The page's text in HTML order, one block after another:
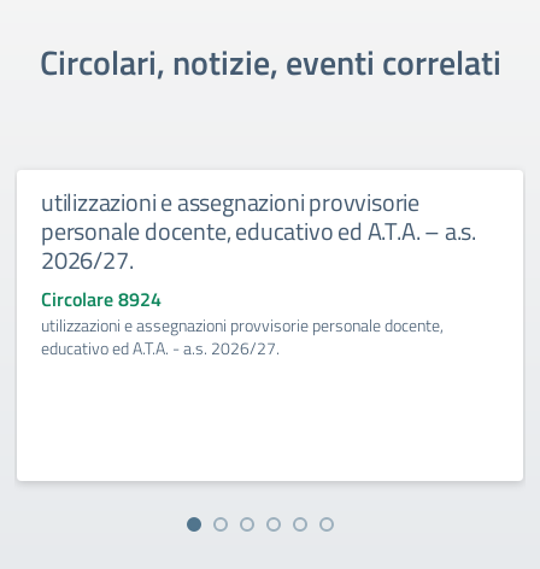
Circolari, notizie, eventi correlati
utilizzazioni e assegnazioni provvisorie
personale docente, educativo ed A.T.A. – a.s.
2026/27.
Circolare 8924
utilizzazioni e assegnazioni provvisorie personale docente,
educativo ed A.T.A. - a.s. 2026/27.